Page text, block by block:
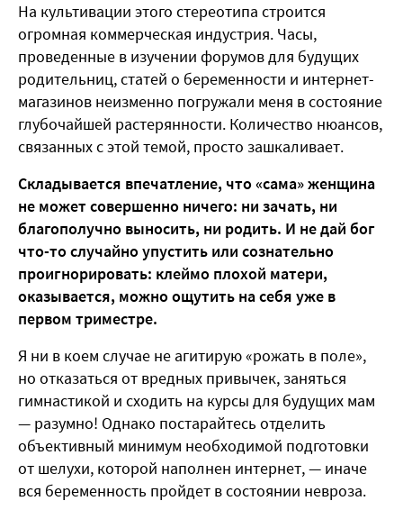
На культивации этого стереотипа строится
огромная коммерческая индустрия. Часы,
проведенные в изучении форумов для будущих
родительниц, статей о беременности и интернет-
магазинов неизменно погружали меня в состояние
глубочайшей растерянности. Количество нюансов,
связанных с этой темой, просто зашкаливает.
Складывается впечатление, что «сама» женщина
не может совершенно ничего: ни зачать, ни
благополучно выносить, ни родить. И не дай бог
что-то случайно упустить или сознательно
проигнорировать: клеймо плохой матери,
оказывается, можно ощутить на себя уже в
первом триместре.
Я ни в коем случае не агитирую «рожать в поле»,
но отказаться от вредных привычек, заняться
гимнастикой и сходить на курсы для будущих мам
— разумно! Однако постарайтесь отделить
объективный минимум необходимой подготовки
от шелухи, которой наполнен интернет, — иначе
вся беременность пройдет в состоянии невроза.